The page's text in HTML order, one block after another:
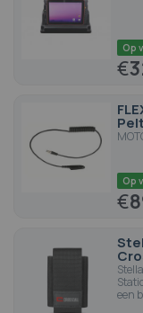
Op
€
Op
€
een